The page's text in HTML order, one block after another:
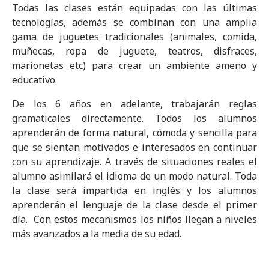
Todas las clases están equipadas con las últimas
tecnologías, además se combinan con una amplia
gama de juguetes tradicionales (animales, comida,
muñecas, ropa de juguete, teatros, disfraces,
marionetas etc) para crear un ambiente ameno y
educativo.
De los 6 años en adelante, trabajarán reglas
gramaticales directamente. Todos los alumnos
aprenderán de forma natural, cómoda y sencilla para
que se sientan motivados e interesados en continuar
con su aprendizaje. A través de situaciones reales el
alumno asimilará el idioma de un modo natural. Toda
la clase será impartida en inglés y los alumnos
aprenderán el lenguaje de la clase desde el primer
día. Con estos mecanismos los niños llegan a niveles
más avanzados a la media de su edad.